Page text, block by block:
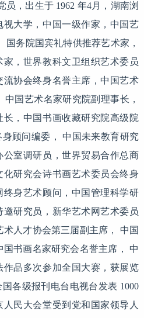
，出生于 1962 年4月，湖南浏
视大学，中国一级作家，中国艺
国务院国宾礼特供推荐艺术家，
，世界教科文卫组织艺术委员
协会终身名誉主席，中国艺术
国艺术名家研究院副理事长，
，中国书画收藏研究院高级院
顾问编委， 中国未来教育研究
室调研员，世界贸易合作总商
研究会诗书画艺术委员会终身
身艺术顾问，中国管理科学研
研究员，新华艺术网艺术委员
人才协会第三届副主席， 中国
书画名家研究会名誉主席， 中
作品多次参加全国大赛，获展览
各级报刊电台电视台发表 1000
民大会堂受到党和国家领导人